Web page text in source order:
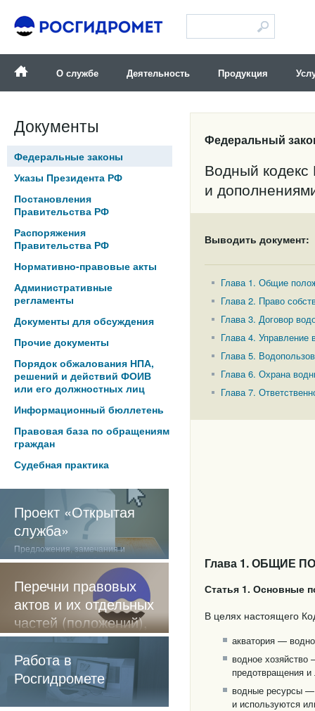
О службе Деятельность Продукция
Документы
Федеральные законы
Указы Президента РФ
Постановления
Правительства РФ
Распоряжения
Правительства РФ
Нормативно-правовые акты
Административные
регламенты
Документы для обсуждения
Прочие документы
Порядок обжалования НПА,
решений и действий ФОИВ
или его должностных лиц
Информационный бюллетень
Правовая база по обращениям
граждан
Судебная практика
Проект «Открытая
служба»
Предложения, замечания и
отзывы о нашей работе
Перечни правовых
актов и их отдельных
частей (положений),
содержащие
обязательные
требования
Работа в
Росгидромете
Федеральный
Водный
и
Выводить документ:
Глава 1. Общие
Глава 2. Право
Глава 3. Договор
Глава 4. Управление
Глава 5.
Глава 6. Охрана
Глава 7.
Глава 1. ОБЩИЕ
Статья 1. Основные
В целях настоящего
акватория —
водное
предотвращения и
водные ресурсы —
и используются